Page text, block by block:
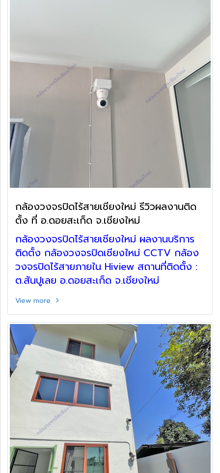
กล้องวงจรปิดไร้สายเชียงใหม่ รีวิวผลงานติด
ตั้ง ที่ อ.ดอยสะเก็ด จ.เชียงใหม่
กล้องวงจรปิดไร้สายเชียงใหม่ ผลงานบริการ
ติดตั้ง กล้องวงจรปิดเชียงใหม่ CCTV กล้อง
วงจรปิดไร้สายภายใน Hiview สถานที่ติดตั้ง :
ต.สันปูเลย อ.ดอยสะเก็ด จ.เชียงใหม่
View more